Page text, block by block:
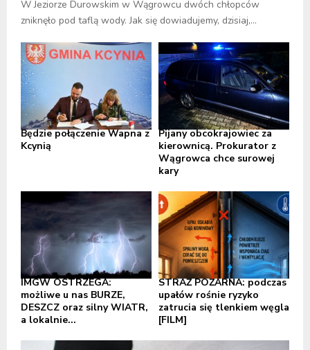
W Jeziorze Durowskim w Wągrowcu dwóch chłopców
zniknęło pod taflą wody. Jak się dowiadujemy, dzisiaj,...
Będzie połączenie Wapna z
Kcynią
Pijany obcokrajowiec za
kierownicą. Prokurator z
Wągrowca chce surowej
kary
IMGW OSTRZEGA:
możliwe u nas BURZE,
DESZCZ oraz silny WIATR,
a lokalnie...
STRAŻ POŻARNA: podczas
upałów rośnie ryzyko
zatrucia się tlenkiem węgla
[FILM]